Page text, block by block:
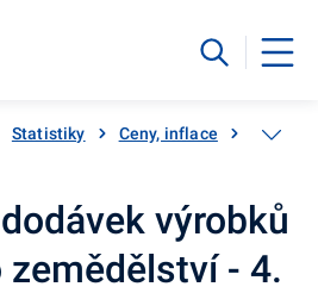
Statistiky Ceny, inflace Ceny
výrobků
zemědělství - 4.